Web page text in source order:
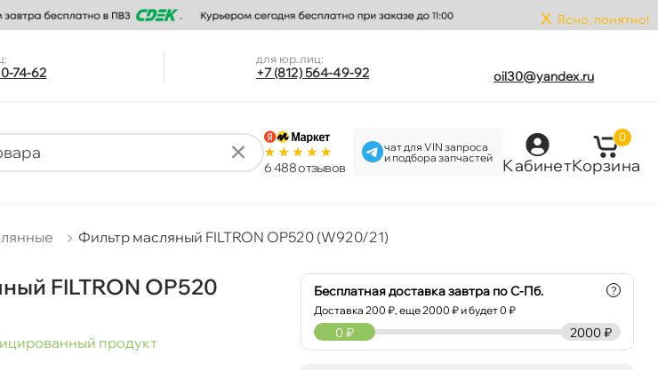
x Ясно, понятно!
74-62
для юр.лиц:
+7 (812) 564-49-92 oil30@yandex.ru
6 488 отзыво
чат для VIN запроса
и подбора запчастей
Кабинет
0
Корзина
Фильтр масляный FILTRON OP520 (W920/21)
FILTRON OP520
продукт
Бесплатная доставка завтра по С-Пб.
Доставка200 ₽, еще2000 ₽ и будет 0 ₽
?
2000 ₽
0 ₽